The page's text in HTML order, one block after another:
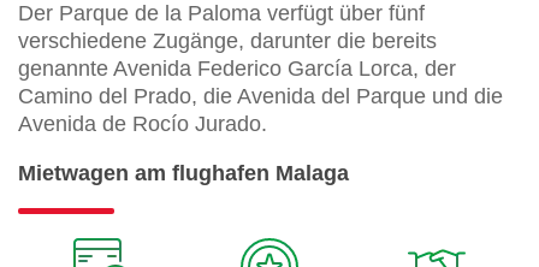
Der Parque de la Paloma verfügt über fünf
verschiedene Zugänge, darunter die bereits
genannte Avenida Federico García Lorca, der
Camino del Prado, die Avenida del Parque und die
Avenida de Rocío Jurado.
Mietwagen am flughafen Malaga